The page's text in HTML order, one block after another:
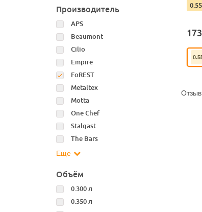
Производитель
APS
Beaumont
Cilio
Empire
FoREST
Metaltex
Motta
One Chef
Stalgast
The Bars
Еще
Объём
0.300 л
0.350 л
173